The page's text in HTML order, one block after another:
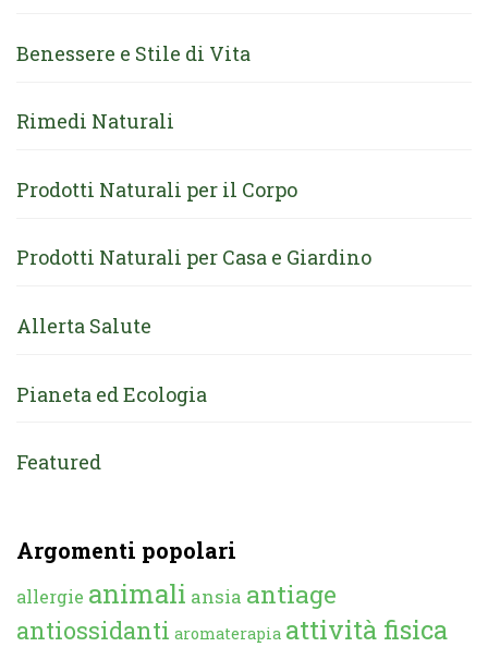
Benessere e Stile di Vita
Rimedi Naturali
Prodotti Naturali per il Corpo
Prodotti Naturali per Casa e Giardino
Allerta Salute
Pianeta ed Ecologia
Featured
Argomenti popolari
allergie animali ansia antiage
antiossidanti aromaterapia attività fisica